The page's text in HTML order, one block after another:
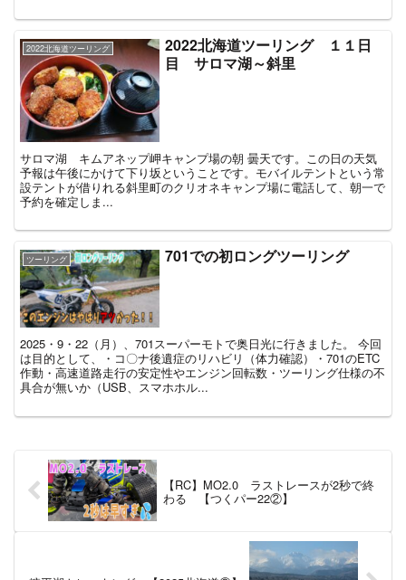
2022北海道ツーリング
2022北海道ツーリング １１日
目 サロマ湖～斜里
サロマ湖 キムアネップ岬キャンプ場の朝 曇天です。この日の天気
予報は午後にかけて下り坂ということです。モバイルテントという常
設テントが借りれる斜里町のクリオネキャンプ場に電話して、朝一で
予約を確定しま...
ツーリング 701での初ロングツーリング
2025・9・22（月）、701スーパーモトで奥日光に行きました。 今回
は目的として、・コ〇ナ後遺症のリハビリ（体力確認）・701のETC
作動・高速道路走行の安定性やエンジン回転数・ツーリング仕様の不
具合が無いか（USB、スマホホル...
【RC】MO2.0 ラストレースが2秒で終
わる 【つくパー22②】